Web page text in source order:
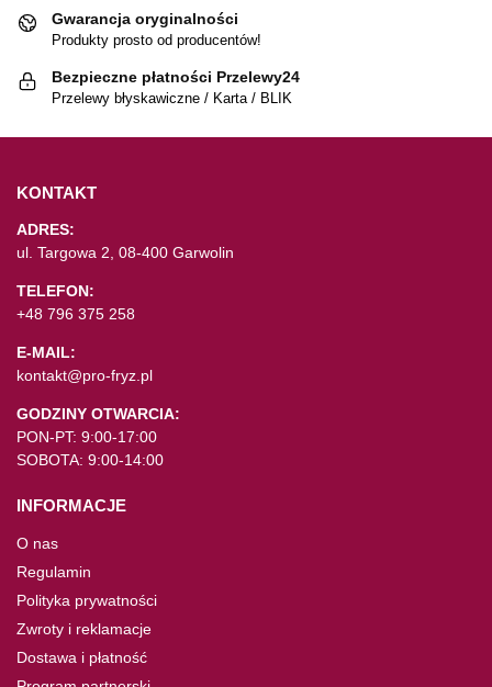
Gwarancja oryginalności
Produkty prosto od producentów!
Bezpieczne płatności Przelewy24
Przelewy błyskawiczne / Karta / BLIK
KONTAKT
ADRES:
ul. Targowa 2, 08-400 Garwolin
TELEFON:
+48 796 375 258
E-MAIL:
kontakt@pro-fryz.pl
GODZINY OTWARCIA:
PON-PT: 9:00-17:00
SOBOTA: 9:00-14:00
INFORMACJE
O nas
Regulamin
Polityka prywatności
Zwroty i reklamacje
Dostawa i płatność